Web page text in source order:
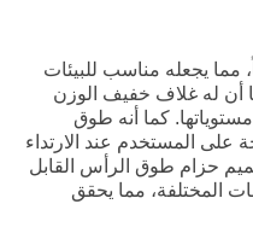
يجعله مناسب للبيئات
أن له غلاف خفيف الوزن
كما أنه طوق
على المستخدم عند الارتداء
حزام طوق الرأس القابل
المختلفة، مما يحقق